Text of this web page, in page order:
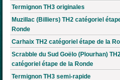
Termignon TH3 originales
Muzillac (Billiers) TH2 catégoriel
Ronde
Carhaix TH2 catégoriel étape de la
Scrabble du Sud Goëlo (Plourhan)
catégoriel étape de la Ronde
Termignon TH3 semi-rapide